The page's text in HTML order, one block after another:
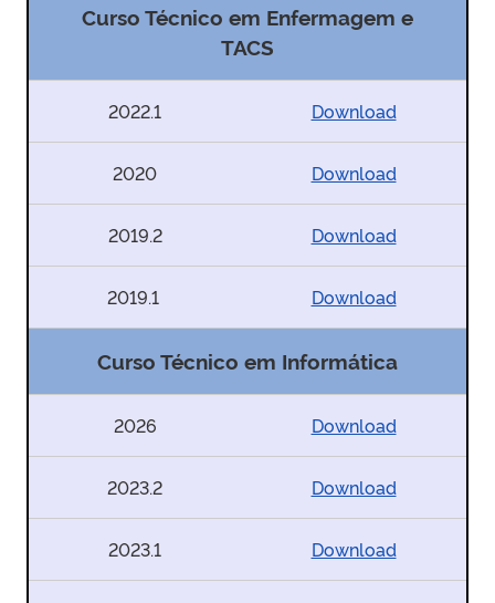
Curso Técnico em Enfermagem e
TACS
2022.1 Download
2020 Download
2019.2 Download
2019.1 Download
Curso Técnico em Informática
2026 Download
2023.2 Download
2023.1 Download